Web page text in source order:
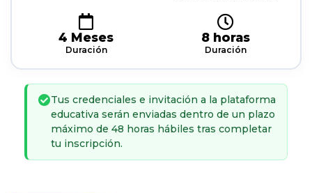
4 Meses
Duración
8 horas
Duración
Tus credenciales e invitación a la plataforma
educativa serán enviadas dentro de un plazo
máximo de 48 horas hábiles tras completar
tu inscripción.